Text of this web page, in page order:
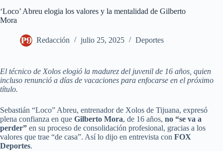
‘Loco’ Abreu elogia los valores y la mentalidad de Gilberto
Mora
Redacción julio 25, 2025 Deportes
El técnico de Xolos elogió la madurez del juvenil de 16 años, quien
incluso renunció a días de vacaciones para enfocarse en el próximo
título.
Sebastián “Loco” Abreu, entrenador de Xolos de Tijuana, expresó
plena confianza en que Gilberto Mora, de 16 años, no “se va a
perder” en su proceso de consolidación profesional, gracias a los
valores que trae “de casa”. Así lo dijo en entrevista con FOX
Deportes.